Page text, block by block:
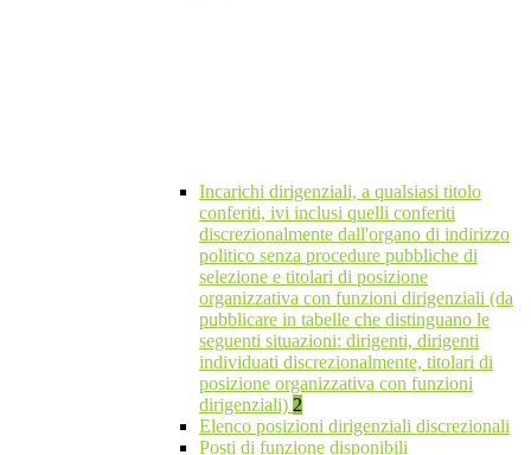
Incarichi dirigenziali, a qualsiasi titolo
conferiti, ivi inclusi quelli conferiti
discrezionalmente dall'organo di indirizzo
politico senza procedure pubbliche di
selezione e titolari di posizione
organizzativa con funzioni dirigenziali (da
pubblicare in tabelle che distinguano le
seguenti situazioni: dirigenti, dirigenti
individuati discrezionalmente, titolari di
posizione organizzativa con funzioni
dirigenziali) 2
Elenco posizioni dirigenziali discrezionali
Posti di funzione disponibili